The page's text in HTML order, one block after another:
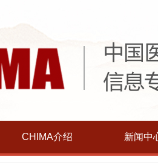
CHIMA介绍 新闻中